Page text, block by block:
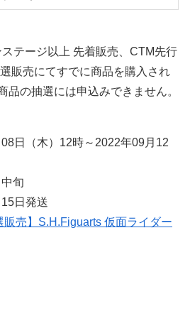
テージ以上 先着販売、CTM先行
販売にてすでに商品を購入され
品の抽選には申込みできません。
日（木）12時～2022年09月12
旬
日発送
販売】S.H.Figuarts 仮面ライダー